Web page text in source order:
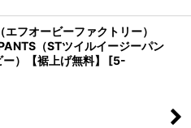
フオービーファクトリー）
（STツイルイージーパン
）【裾上げ無料】
[5-